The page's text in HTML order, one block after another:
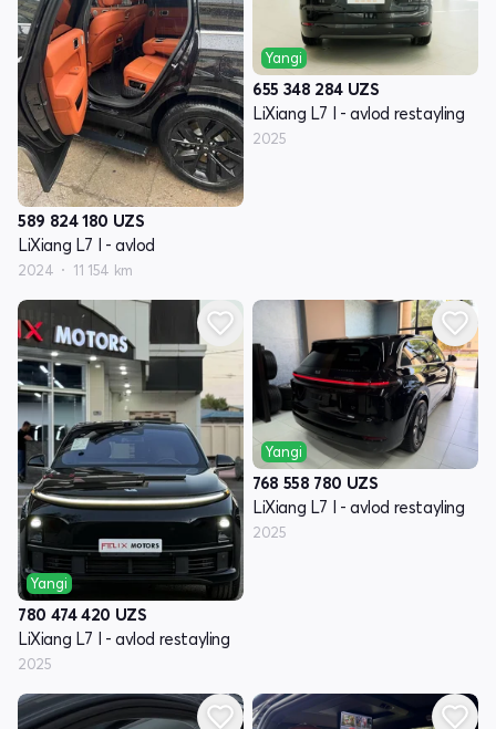
589 824 180 UZS
LiXiang L7 I - avlod
2024 11 154 km
Yangi
655 348 284 UZS
LiXiang L7 I - avlod restayling
2025
Yangi
780 474 420 UZS
LiXiang L7 I - avlod restayling
2025
Yangi
768 558 780 UZS
LiXiang L7 I - avlod restayling
2025